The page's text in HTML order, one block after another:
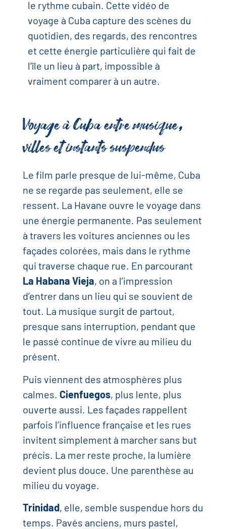
le rythme cubain. Cette vidéo de
voyage à Cuba capture des scènes du
quotidien, des regards, des rencontres
et cette énergie particulière qui fait de
l’île un lieu à part, impossible à
vraiment comparer à un autre.
Voyage à Cuba entre musique,
villes et instants suspendus
Le film parle presque de lui-même, Cuba
ne se regarde pas seulement, elle se
ressent. La Havane ouvre le voyage dans
une énergie permanente. Pas seulement
à travers les voitures anciennes ou les
façades colorées, mais dans le rythme
qui traverse chaque rue. En parcourant
La Habana Vieja, on a l’impression
d’entrer dans un lieu qui se souvient de
tout. La musique surgit de partout,
presque sans interruption, pendant que
le passé continue de vivre au milieu du
présent.
Puis viennent des atmosphères plus
calmes. Cienfuegos, plus lente, plus
ouverte aussi. Les façades rappellent
parfois l’influence française et les rues
invitent simplement à marcher sans but
précis. La mer reste proche, la lumière
devient plus douce. Une parenthèse au
milieu du voyage.
Trinidad, elle, semble suspendue hors du
temps. Pavés anciens, murs pastel,